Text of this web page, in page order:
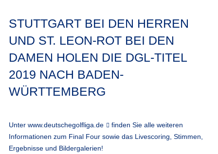
STUTTGART BEI DEN HERREN
UND ST. LEON-ROT BEI DEN
DAMEN HOLEN DIE DGL-TITEL
2019 NACH BADEN-
WÜRTTEMBERG
Unter www.deutschegolfliga.de
finden Sie alle weiteren
Informationen zum Final Four sowie das Livescoring, Stimmen,
Ergebnisse und Bildergalerien!